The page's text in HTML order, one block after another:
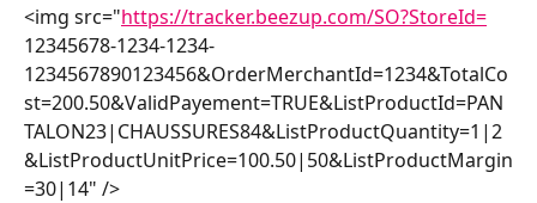
<img src="https://tracker.beezup.com/SO?StoreId=
12345678-1234-1234-
1234567890123456&OrderMerchantId=1234&TotalCo
st=200.50&ValidPayement=TRUE&ListProductId=PAN
TALON23|CHAUSSURES84&ListProductQuantity=1|2
&ListProductUnitPrice=100.50|50&ListProductMargin
=30|14" />